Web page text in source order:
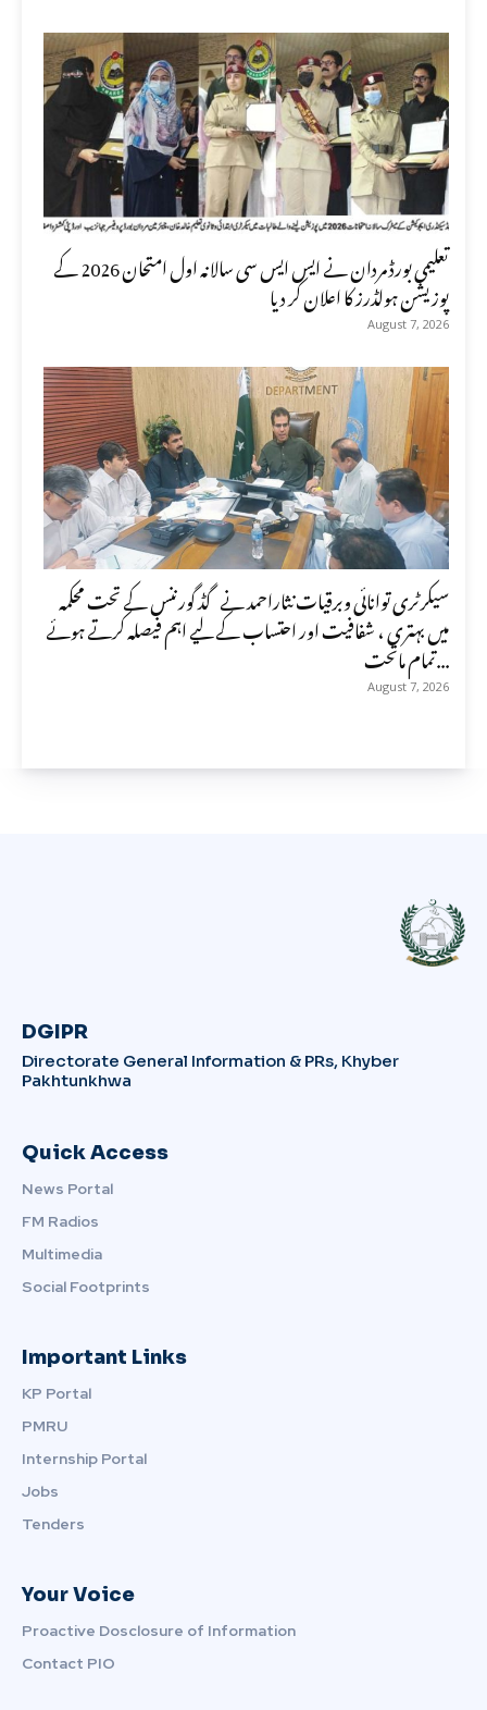
تعلیمی بورڈ مردان نے ایس ایس سی سالانہ اول امتحان 2026 کے
پوزیشن ہولڈرز کا اعلان کر دیا
August 7, 2026
سیکرٹری توانائی وبرقیات نثاراحمد نے گڈ گورننس کے تحت محکمہ
میں بہتری ، شفافیت اور احتساب کے لیے اہم فیصلہ کرتے ہوئے
تمام ماتحت...
August 7, 2026
DGIPR
Directorate General Information & PRs, Khyber
Pakhtunkhwa
Quick Access
News Portal
FM Radios
Multimedia
Social Footprints
Important Links
KP Portal
PMRU
Internship Portal
Jobs
Tenders
Your Voice
Proactive Dosclosure of Information
Contact PIO